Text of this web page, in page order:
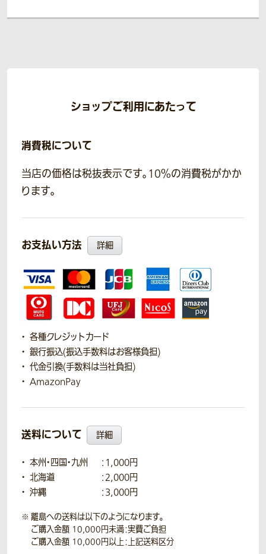
ショップご利用にあたって
消費税について
当店の価格は税抜表示です。10％の消費税がかか
ります。
お支払い方法 詳細
各種クレジットカード
銀行振込(振込手数料はお客様負担)
代金引換(手数料は当社負担)
AmazonPay
送料について 詳細
本州・四国・九州
：1,000円
北海道
：2,000円
沖縄
：3,000円
離島への送料は以下のようになります。
ご購入金額 10,000円未満：実費ご負担
ご購入金額 10,000円以上：上記送料区分